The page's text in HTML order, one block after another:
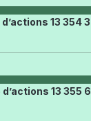
13 354
13 355